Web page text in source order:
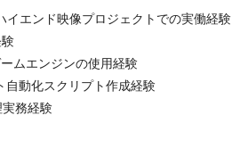
イエンド映像プロジェクトでの実働経験
ムエンジンの使用経験
自動化スクリプト作成経験
実務経験